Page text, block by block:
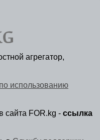
агрегатор,
использованию
сайта FOR.kg - ссылка